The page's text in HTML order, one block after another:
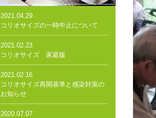
2021.04.29
コリオサイズの一時中止について
2021.02.23
コリオサイズ 家庭版
2021.02.16
コリオサイズ再開基準と感染対策の
お知らせ
2020.07.07